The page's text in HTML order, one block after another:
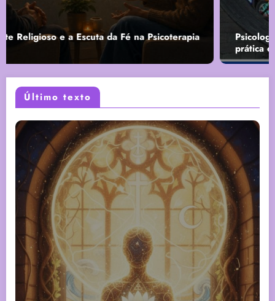
Psicologia e Religião: Do Conflito ao Diálogo na
Último texto